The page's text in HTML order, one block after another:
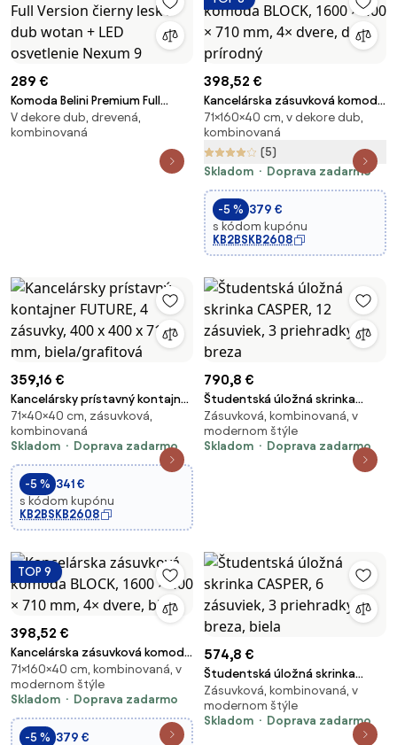
289 €
Komoda Belini Premium Full
Version čierny lesk / dub wotan
+ LED osvetlenie Nexum 9
V dekore dub, drevená,
kombinovaná
398,52 €
Kancelárska zásuvková komoda
BLOCK, 1600 × 400 × 710 mm, 4×
dvere, dub prírodný
71×160×40 cm, v dekore dub,
kombinovaná
(5)
Skladom
Doprava zadarmo
-5 % 379 €
s kódom kupónu
KB2BSKB2608
359,16 €
Kancelársky prístavný kontajner
FUTURE, 4 zásuvky, 400 x 400 x
710 mm, biela/grafitová
71×40×40 cm, zásuvková,
kombinovaná
Skladom
Doprava zadarmo
-5 % 341 €
s kódom kupónu
KB2BSKB2608
790,8 €
Študentská úložná skrinka
CASPER, 12 zásuviek, 3
priehradky, breza
Zásuvková, kombinovaná, v
modernom štýle
Skladom
Doprava zadarmo
TOP 9
398,52 €
Kancelárska zásuvková komoda
BLOCK, 1600 × 400 × 710 mm, 4×
dvere, biela
71×160×40 cm, kombinovaná, v
modernom štýle
Skladom
Doprava zadarmo
-5 % 379 €
574,8 €
Študentská úložná skrinka
CASPER, 6 zásuviek, 3
priehradky, breza, biela
Zásuvková, kombinovaná, v
modernom štýle
Skladom
Doprava zadarmo